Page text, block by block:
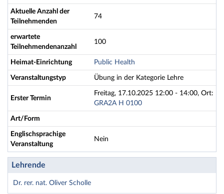
Aktuelle Anzahl der
Teilnehmenden
74
erwartete
Teilnehmendenanzahl
100
Heimat-Einrichtung Public Health
Veranstaltungstyp Übung in der Kategorie Lehre
Erster Termin
Freitag, 17.10.2025 12:00 - 14:00, Ort:
GRA2A H 0100
Art/Form
Englischsprachige
Veranstaltung
Nein
Lehrende
Dr. rer. nat. Oliver Scholle